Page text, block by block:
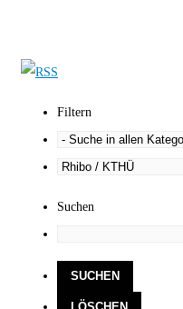
Filtern
Suchen